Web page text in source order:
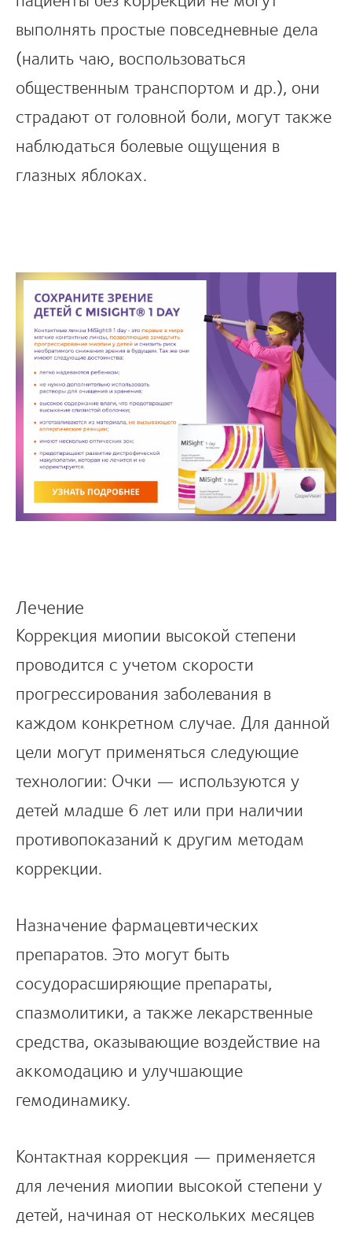
выполнять простые повседневные дела
(налить чаю, воспользоваться
общественным транспортом и др.), они
страдают от головной боли, могут также
наблюдаться болевые ощущения в
глазных яблоках.
Лечение
Коррекция миопии высокой степени
проводится с учетом скорости
прогрессирования заболевания в
каждом конкретном случае. Для данной
цели могут применяться следующие
технологии: Очки — используются у
детей младше 6 лет или при наличии
противопоказаний к другим методам
коррекции.
Назначение фармацевтических
препаратов. Это могут быть
сосудорасширяющие препараты,
спазмолитики, а также лекарственные
средства, оказывающие воздействие на
аккомодацию и улучшающие
гемодинамику.
Контактная коррекция — применяется
для лечения миопии высокой степени у
детей, начиная от нескольких месяцев